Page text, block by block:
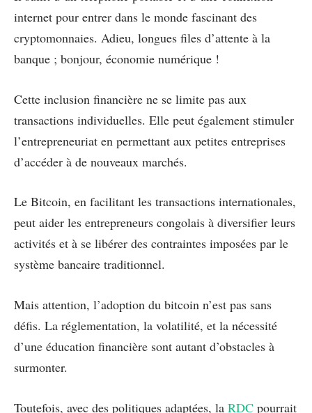
internet pour entrer dans le monde fascinant des
cryptomonnaies. Adieu, longues files d’attente à la
banque ; bonjour, économie numérique !
Cette inclusion financière ne se limite pas aux
transactions individuelles. Elle peut également stimuler
l’entrepreneuriat en permettant aux petites entreprises
d’accéder à de nouveaux marchés.
Le Bitcoin, en facilitant les transactions internationales,
peut aider les entrepreneurs congolais à diversifier leurs
activités et à se libérer des contraintes imposées par le
système bancaire traditionnel.
Mais attention, l’adoption du bitcoin n’est pas sans
défis. La réglementation, la volatilité, et la nécessité
d’une éducation financière sont autant d’obstacles à
surmonter.
Toutefois, avec des politiques adaptées, la RDC pourrait